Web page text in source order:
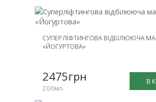
СУПЕРЛІФТИНГОВА ВІДБІЛЮЮЧА
«ЙОГУРТОВА»
В
2475грн
200мл.